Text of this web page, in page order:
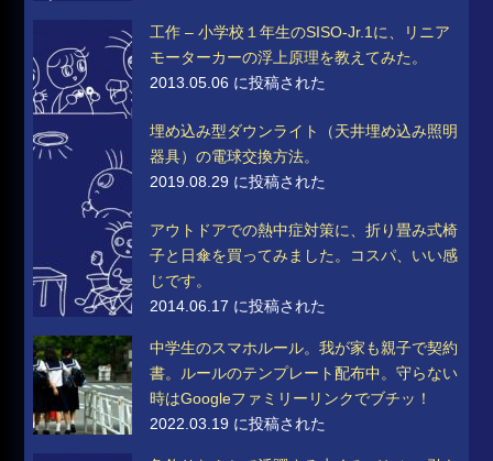
工作 – 小学校１年生のSISO-Jr.1に、リニア
モーターカーの浮上原理を教えてみた。
2013.05.06 に投稿された
埋め込み型ダウンライト（天井埋め込み照明
器具）の電球交換方法。
2019.08.29 に投稿された
アウトドアでの熱中症対策に、折り畳み式椅
子と日傘を買ってみました。コスパ、いい感
じです。
2014.06.17 に投稿された
中学生のスマホルール。我が家も親子で契約
書。ルールのテンプレート配布中。守らない
時はGoogleファミリーリンクでブチッ！
2022.03.19 に投稿された